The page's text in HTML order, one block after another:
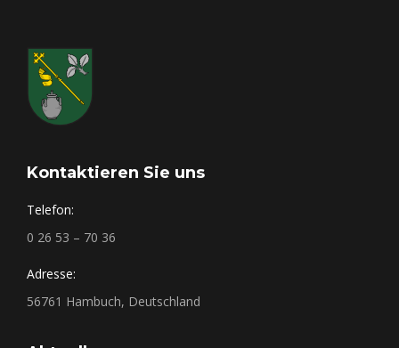
Kontaktieren Sie uns
Telefon:
0 26 53 – 70 36
Adresse:
56761 Hambuch, Deutschland